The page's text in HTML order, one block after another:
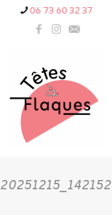
06 73 60 32 37
20251215_142152